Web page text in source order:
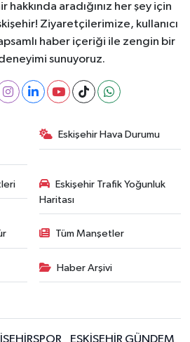
hakkında aradığınız her şey için
Ziyaretçilerimize, kullanıcı
haber içeriği ile zengin bir
sunuyoruz.
Eskişehir Hava Durumu
Eskişehir Trafik Yoğunluk
Haritası
Tüm Manşetler
Haber Arşivi